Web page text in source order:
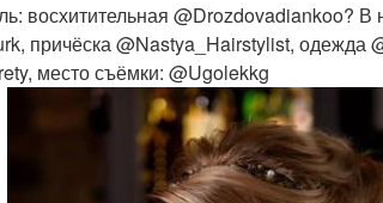
восхитительная @Drozdovadiankoo?
причёска @Nastya_Hairstylist, одежда
место съёмки: @Ugolekkg